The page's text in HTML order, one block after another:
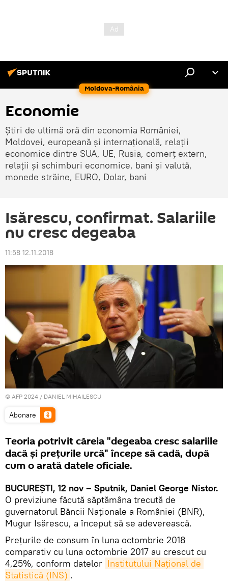
Moldova-România
Economie
Știri de ultimă oră din economia României,
Moldovei, europeană și internațională, relații
economice dintre SUA, UE, Rusia, comerț extern,
relații și schimburi economice, bani și valută,
monede străine, EURO, Dolar, bani
Isărescu, confirmat. Salariile
nu cresc degeaba
11:58 12.11.2018
© AFP 2024 / DANIEL MIHAILESCU
Abonare
Teoria potrivit căreia "degeaba cresc salariile
dacă și prețurile urcă" începe să cadă, după
cum o arată datele oficiale.
BUCUREȘTI, 12 nov – Sputnik, Daniel George Nistor.
O previziune făcută săptămâna trecută de
guvernatorul Băncii Naționale a României (BNR),
Mugur Isărescu, a început să se adeverească.
Preţurile de consum în luna octombrie 2018
comparativ cu luna octombrie 2017 au crescut cu
4,25%, conform datelor Institutului Național de
Statistică (INS) .